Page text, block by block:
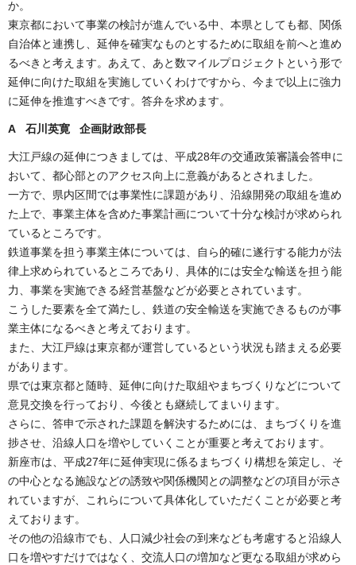
か。
東京都において事業の検討が進んでいる中、本県としても都、関係
自治体と連携し、延伸を確実なものとするために取組を前へと進め
るべきと考えます。あえて、あと数マイルプロジェクトという形で
延伸に向けた取組を実施していくわけですから、今まで以上に強力
に延伸を推進すべきです。答弁を求めます。
A 石川英寛 企画財政部長
大江戸線の延伸につきましては、平成28年の交通政策審議会答申に
おいて、都心部とのアクセス向上に意義があるとされました。
一方で、県内区間では事業性に課題があり、沿線開発の取組を進め
た上で、事業主体を含めた事業計画について十分な検討が求められ
ているところです。
鉄道事業を担う事業主体については、自ら的確に遂行する能力が法
律上求められているところであり、具体的には安全な輸送を担う能
力、事業を実施できる経営基盤などが必要とされています。
こうした要素を全て満たし、鉄道の安全輸送を実施できるものが事
業主体になるべきと考えております。
また、大江戸線は東京都が運営しているという状況も踏まえる必要
があります。
県では東京都と随時、延伸に向けた取組やまちづくりなどについて
意見交換を行っており、今後とも継続してまいります。
さらに、答申で示された課題を解決するためには、まちづくりを進
捗させ、沿線人口を増やしていくことが重要と考えております。
新座市は、平成27年に延伸実現に係るまちづくり構想を策定し、そ
の中心となる施設などの誘致や関係機関との調整などの項目が示さ
れていますが、これらについて具体化していただくことが必要と考
えております。
その他の沿線市でも、人口減少社会の到来なども考慮すると沿線人
口を増やすだけではなく、交流人口の増加など更なる取組が求めら